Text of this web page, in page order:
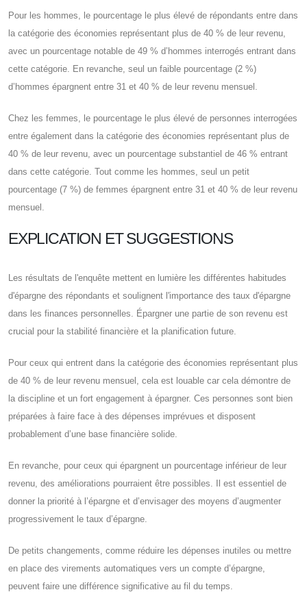
Pour les hommes, le pourcentage le plus élevé de répondants entre dans
la catégorie des économies représentant plus de 40 % de leur revenu,
avec un pourcentage notable de 49 % d’hommes interrogés entrant dans
cette catégorie. En revanche, seul un faible pourcentage (2 %)
d’hommes épargnent entre 31 et 40 % de leur revenu mensuel.
Chez les femmes, le pourcentage le plus élevé de personnes interrogées
entre également dans la catégorie des économies représentant plus de
40 % de leur revenu, avec un pourcentage substantiel de 46 % entrant
dans cette catégorie. Tout comme les hommes, seul un petit
pourcentage (7 %) de femmes épargnent entre 31 et 40 % de leur revenu
mensuel.
EXPLICATION ET SUGGESTIONS
Les résultats de l'enquête mettent en lumière les différentes habitudes
d'épargne des répondants et soulignent l'importance des taux d'épargne
dans les finances personnelles. Épargner une partie de son revenu est
crucial pour la stabilité financière et la planification future.
Pour ceux qui entrent dans la catégorie des économies représentant plus
de 40 % de leur revenu mensuel, cela est louable car cela démontre de
la discipline et un fort engagement à épargner. Ces personnes sont bien
préparées à faire face à des dépenses imprévues et disposent
probablement d’une base financière solide.
En revanche, pour ceux qui épargnent un pourcentage inférieur de leur
revenu, des améliorations pourraient être possibles. Il est essentiel de
donner la priorité à l’épargne et d’envisager des moyens d’augmenter
progressivement le taux d’épargne.
De petits changements, comme réduire les dépenses inutiles ou mettre
en place des virements automatiques vers un compte d’épargne,
peuvent faire une différence significative au fil du temps.